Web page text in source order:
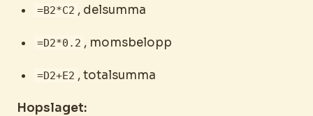
=B2*C2 , delsumma
=D2*0.2 , momsbelopp
=D2+E2 , totalsumma
Hopslaget: